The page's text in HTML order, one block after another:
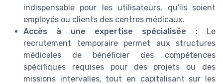
indispensable pour les utilisateurs, qu'ils soient
employés ou clients des centres médicaux.
Accès à une expertise spécialisée : Le
recrutement temporaire permet aux structures
médicales de bénéficier des compétences
spécifiques requises pour des projets ou des
missions intervalles, tout en capitalisant sur les